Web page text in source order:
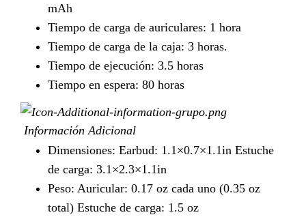
mAh
Tiempo de carga de auriculares: 1 hora
Tiempo de carga de la caja: 3 horas.
Tiempo de ejecución: 3.5 horas
Tiempo en espera: 80 horas
Información Adicional
Dimensiones: Earbud: 1.1×0.7×1.1in Estuche
de carga: 3.1×2.3×1.1in
Peso: Auricular: 0.17 oz cada uno (0.35 oz
total) Estuche de carga: 1.5 oz